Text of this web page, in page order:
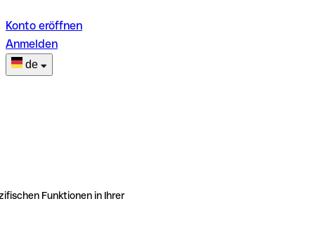
Konto eröffnen
Anmelden
de
Funktionen in Ihrer